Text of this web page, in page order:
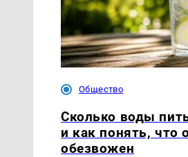
Общество
Сколько воды
и как понять, что
обезвожен